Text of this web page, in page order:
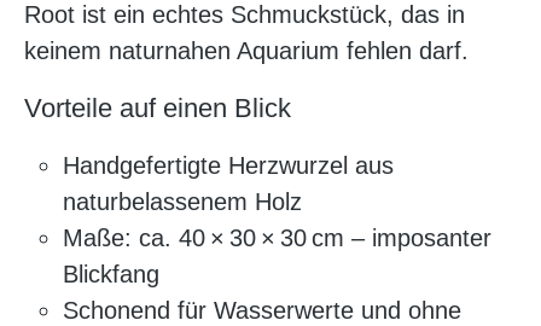
Root ist ein echtes Schmuckstück, das in
keinem naturnahen Aquarium fehlen darf.
Vorteile auf einen Blick
Handgefertigte Herzwurzel aus
naturbelassenem Holz
Maße: ca. 40 × 30 × 30 cm – imposanter
Blickfang
Schonend für Wasserwerte und ohne